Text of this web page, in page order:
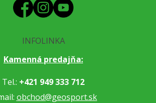
INFOLINKA
Kamenná predajňa:
Tel.: +421 949 333 712
obchod@geosport.sk